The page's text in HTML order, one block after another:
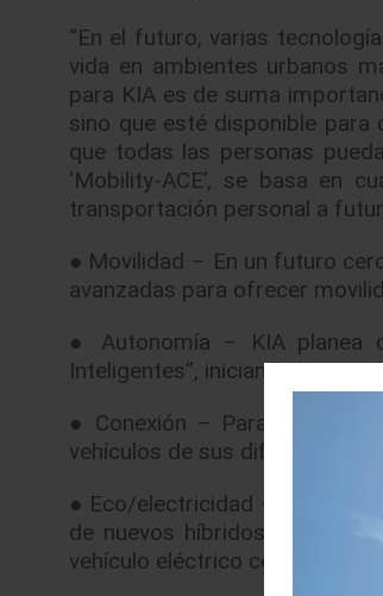
“En el futuro, varias
vida en ambientes urbanos
para KIA es de suma
sino que esté disponible para
que todas las personas
‘Mobility-ACE’, se basa en
transportación personal a
● Movilidad – En un futuro
avanzadas para ofrecer
● Autonomía – KIA planea
Inteligentes”, iniciando las
● Conexión – Para 2025,
vehículos de sus diferentes
● Eco/electricidad – Para
de nuevos híbridos, híbridos
vehículo eléctrico con celda